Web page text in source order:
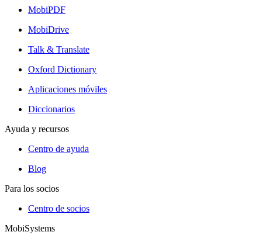
MobiPDF
MobiDrive
Talk & Translate
Oxford Dictionary
Aplicaciones móviles
Diccionarios
Ayuda y recursos
Centro de ayuda
Blog
Para los socios
Centro de socios
MobiSystems